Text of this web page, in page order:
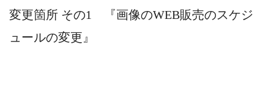
変更箇所 その1 『画像のWEB販売のスケジ
ュールの変更』